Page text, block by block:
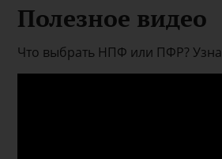
Полезное видео
Что выбрать НПФ или ПФР?